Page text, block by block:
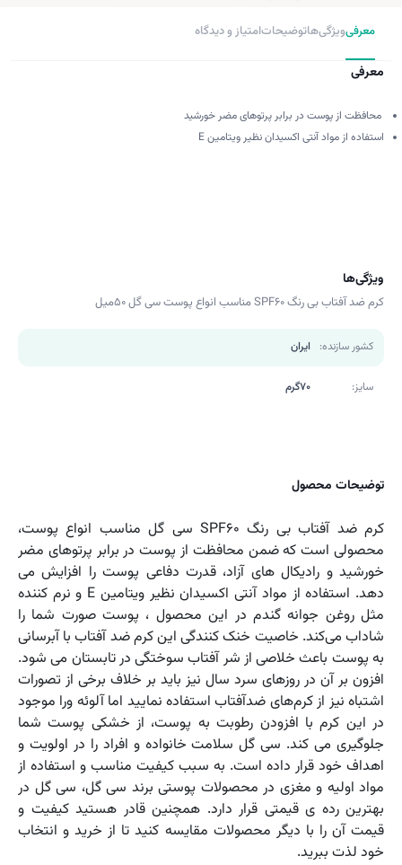
معرفیویژگی‌هاتوضیحاتامتیاز و دیدگاه
معرفی
محافظت از پوست در برابر پرتوهای مضر خورشید
استفاده از مواد آنتی اکسیدان نظیر ویتامین E
ویژگی‌ها
کرم ضد آفتاب بی رنگ SPF60 مناسب انواع پوست سی گل 50میل
کشور سازنده: ایران
سایز: 70گرم
توضیحات محصول
کرم ضد آفتاب بی رنگ SPF60 سی گل مناسب انواع پوست،
محصولی است که ضمن محافظت از پوست در برابر پرتوهای مضر
خورشید و رادیکال های آزاد، قدرت دفاعی پوست را افزایش می
دهد. استفاده از مواد آنتی اکسیدان نظیر ویتامین E و نرم کننده
مثل روغن جوانه گندم در این محصول ، پوست صورت شما را
شاداب می‌کند. خاصیت خنک کنندگی این کرم ضد آفتاب با آبرسانی
به پوست باعث خلاصی از شر آفتاب سوختگی در تابستان می شود.
افزون بر آن در روز‌های سرد سال نیز باید بر خلاف برخی از تصورات
اشتباه نیز از کرم‌های ضدآفتاب استفاده نمایید اما آلوئه ورا موجود
در این کرم با افزودن رطوبت به پوست، از خشکی پوست شما
جلوگیری می کند. سی گل سلامت خانواده و افراد را در اولویت و
اهداف خود قرار داده است. به سبب کیفیت مناسب و استفاده از
مواد اولیه و مغزی در محصولات پوستی برند سی گل، سی گل در
بهترین رده ی قیمتی قرار دارد. همچنین قادر هستید کیفیت و
قیمت آن را با دیگر محصولات مقایسه کنید تا از خرید و انتخاب
خود لذت ببرید.